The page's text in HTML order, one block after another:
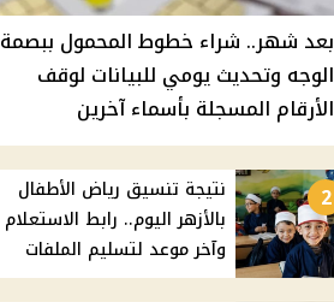
بعد شهر.. شراء خطوط المحمول ببصمة
الوجه وتحديث يومي للبيانات لوقف
الأرقام المسجلة بأسماء آخرين
2
نتيجة تنسيق رياض الأطفال
بالأزهر اليوم.. رابط الاستعلام
وآخر موعد لتسليم الملفات